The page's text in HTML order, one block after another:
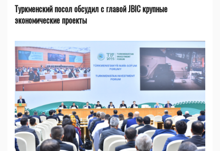
Туркменский посол обсудил с главой JBIC крупные
экономические проекты